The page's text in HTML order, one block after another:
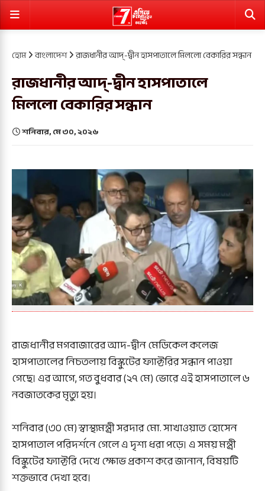
হোম বাংলাদেশ রাজধানীর আদ্‌-দ্বীন হাসপাতালে মিললো বেকারির সন্ধান
রাজধানীর আদ্‌-দ্বীন হাসপাতালে
মিললো বেকারির সন্ধান
শনিবার, মে ৩০, ২০২৬
রাজধানীর মগবাজারের আদ-দ্বীন মেডিকেল কলেজ
হাসপাতালের নিচতলায় বিস্কুটের ফ্যাক্টরির সন্ধান পাওয়া
গেছে। এর আগে, গত বুধবার (২৭ মে) ভোরে এই হাসপাতালে ৬
নবজাতকের মৃত্যু হয়।
শনিবার (৩০ মে) স্বাস্থ্যমন্ত্রী সরদার মো. সাখাওয়াত হোসেন
হাসপাতাল পরিদর্শনে গেলে এ দৃশ্য ধরা পড়ে। এ সময় মন্ত্রী
বিস্কুটের ফ্যাক্টরি দেখে ক্ষোভ প্রকাশ করে জানান, বিষয়টি
শক্তভাবে দেখা হবে।